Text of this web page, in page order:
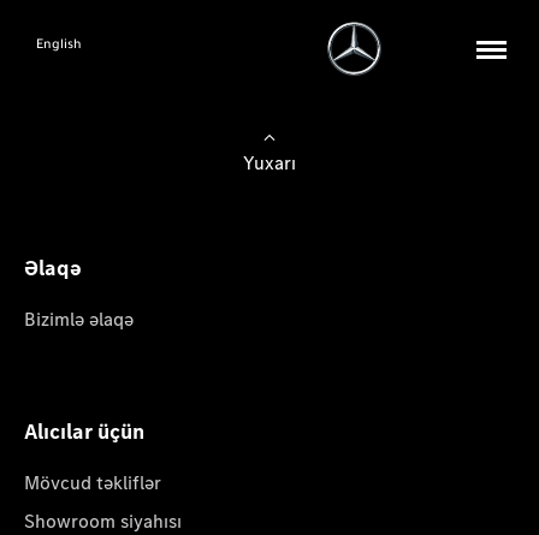
English
Yuxarı
Əlaqə
Bizimlə əlaqə
Alıcılar üçün
Mövcud təkliflər
Showroom siyahısı